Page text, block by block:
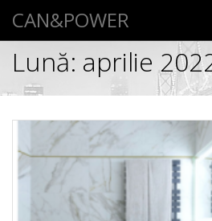
CAN&POWER
Lună: aprilie